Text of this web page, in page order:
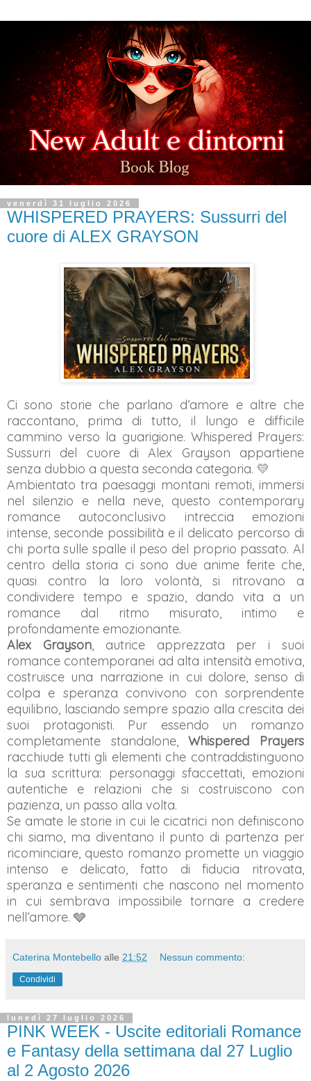
venerdì 31 luglio 2026
WHISPERED PRAYERS: Sussurri del
cuore di ALEX GRAYSON
Ci sono storie che parlano d’amore e altre che
raccontano, prima di tutto, il lungo e difficile
cammino verso la guarigione. Whispered Prayers:
Sussurri del cuore di Alex Grayson appartiene
senza dubbio a questa seconda categoria. 💛
Ambientato tra paesaggi montani remoti, immersi
nel silenzio e nella neve, questo contemporary
romance autoconclusivo intreccia emozioni
intense, seconde possibilità e il delicato percorso di
chi porta sulle spalle il peso del proprio passato. Al
centro della storia ci sono due anime ferite che,
quasi contro la loro volontà, si ritrovano a
condividere tempo e spazio, dando vita a un
romance dal ritmo misurato, intimo e
profondamente emozionante.
Alex Grayson, autrice apprezzata per i suoi
romance contemporanei ad alta intensità emotiva,
costruisce una narrazione in cui dolore, senso di
colpa e speranza convivono con sorprendente
equilibrio, lasciando sempre spazio alla crescita dei
suoi protagonisti. Pur essendo un romanzo
completamente standalone,Whispered Prayers
racchiude tutti gli elementi che contraddistinguono
la sua scrittura: personaggi sfaccettati, emozioni
autentiche e relazioni che si costruiscono con
pazienza, un passo alla volta.
Se amate le storie in cui le cicatrici non definiscono
chi siamo, ma diventano il punto di partenza per
ricominciare, questo romanzo promette un viaggio
intenso e delicato, fatto di fiducia ritrovata,
speranza e sentimenti che nascono nel momento
in cui sembrava impossibile tornare a credere
nell’amore. 🩶
Caterina Montebello alle 21:52 Nessun commento:
Condividi
lunedì 27 luglio 2026
PINK WEEK - Uscite editoriali Romance
e Fantasy della settimana dal 27 Luglio
al 2 Agosto 2026